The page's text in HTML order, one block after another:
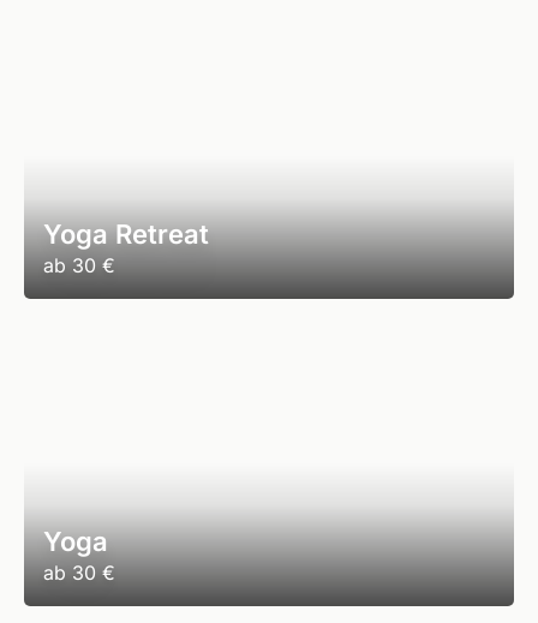
Yoga Retreat
ab 30 €
Yoga
ab 30 €